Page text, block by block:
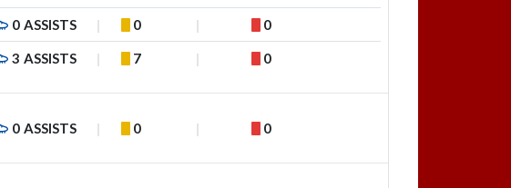
0 ASSISTS 0 0
3 ASSISTS 7 0
0 ASSISTS 0 0